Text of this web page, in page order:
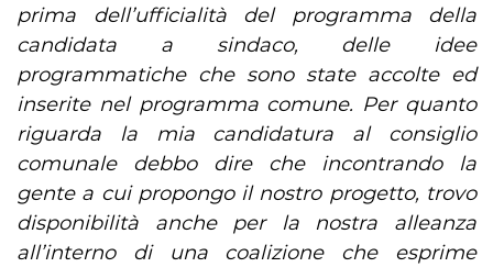
prima dell’ufficialità del programma della
candidata a sindaco, delle idee
programmatiche che sono state accolte ed
inserite nel programma comune. Per quanto
riguarda la mia candidatura al consiglio
comunale debbo dire che incontrando la
gente a cui propongo il nostro progetto, trovo
disponibilità anche per la nostra alleanza
all’interno di una coalizione che esprime